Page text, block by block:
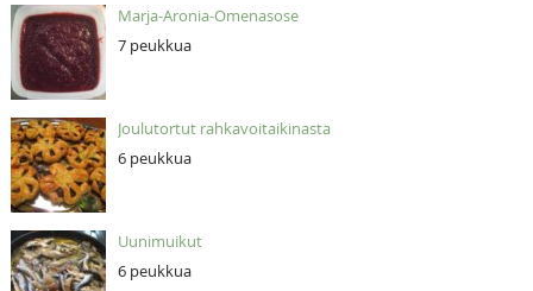
Marja-Aronia-Omenasose
7 peukkua
Joulutortut rahkavoitaikinasta
6 peukkua
Uunimuikut
6 peukkua